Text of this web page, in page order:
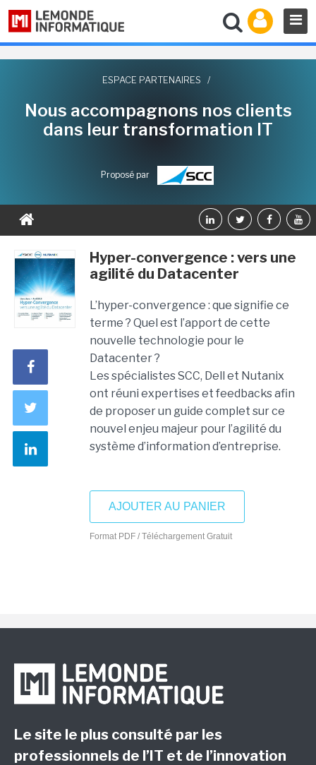
ESPACE PARTENAIRES /
Nous accompagnons nos clients
dans leur transformation IT
Proposé par
Hyper-convergence : vers une
agilité du Datacenter
L’hyper-convergence : que signifie ce
terme ? Quel est l’apport de cette
nouvelle technologie pour le
Datacenter ?
Les spécialistes SCC, Dell et Nutanix
ont réuni expertises et feedbacks afin
de proposer un guide complet sur ce
nouvel enjeu majeur pour l’agilité du
système d’information d’entreprise.
AJOUTER AU PANIER
Format PDF / Téléchargement Gratuit
Le site le plus consulté par les
professionnels de l’IT et de l’innovation